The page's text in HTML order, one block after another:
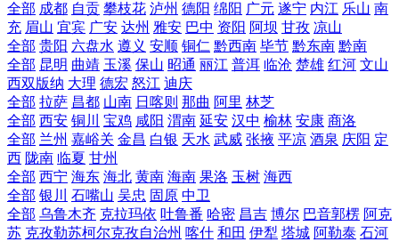
全部 成都 自贡 攀枝花 泸州 德阳 绵阳 广元 遂宁 内江 乐山 南
充 眉山 宜宾 广安 达州 雅安 巴中 资阳 阿坝 甘孜 凉山
全部 贵阳 六盘水 遵义 安顺 铜仁 黔西南 毕节 黔东南 黔南
全部 昆明 曲靖 玉溪 保山 昭通 丽江 普洱 临沧 楚雄 红河 文山
西双版纳 大理 德宏 怒江 迪庆
全部 拉萨 昌都 山南 日喀则 那曲 阿里 林芝
全部 西安 铜川 宝鸡 咸阳 渭南 延安 汉中 榆林 安康 商洛
全部 兰州 嘉峪关 金昌 白银 天水 武威 张掖 平凉 酒泉 庆阳 定
西 陇南 临夏 甘州
全部 西宁 海东 海北 黄南 海南 果洛 玉树 海西
全部 银川 石嘴山 吴忠 固原 中卫
全部 乌鲁木齐 克拉玛依 吐鲁番 哈密 昌吉 博尔 巴音郭楞 阿克
苏 克孜勒苏柯尔克孜自治州 喀什 和田 伊犁 塔城 阿勒泰 石河